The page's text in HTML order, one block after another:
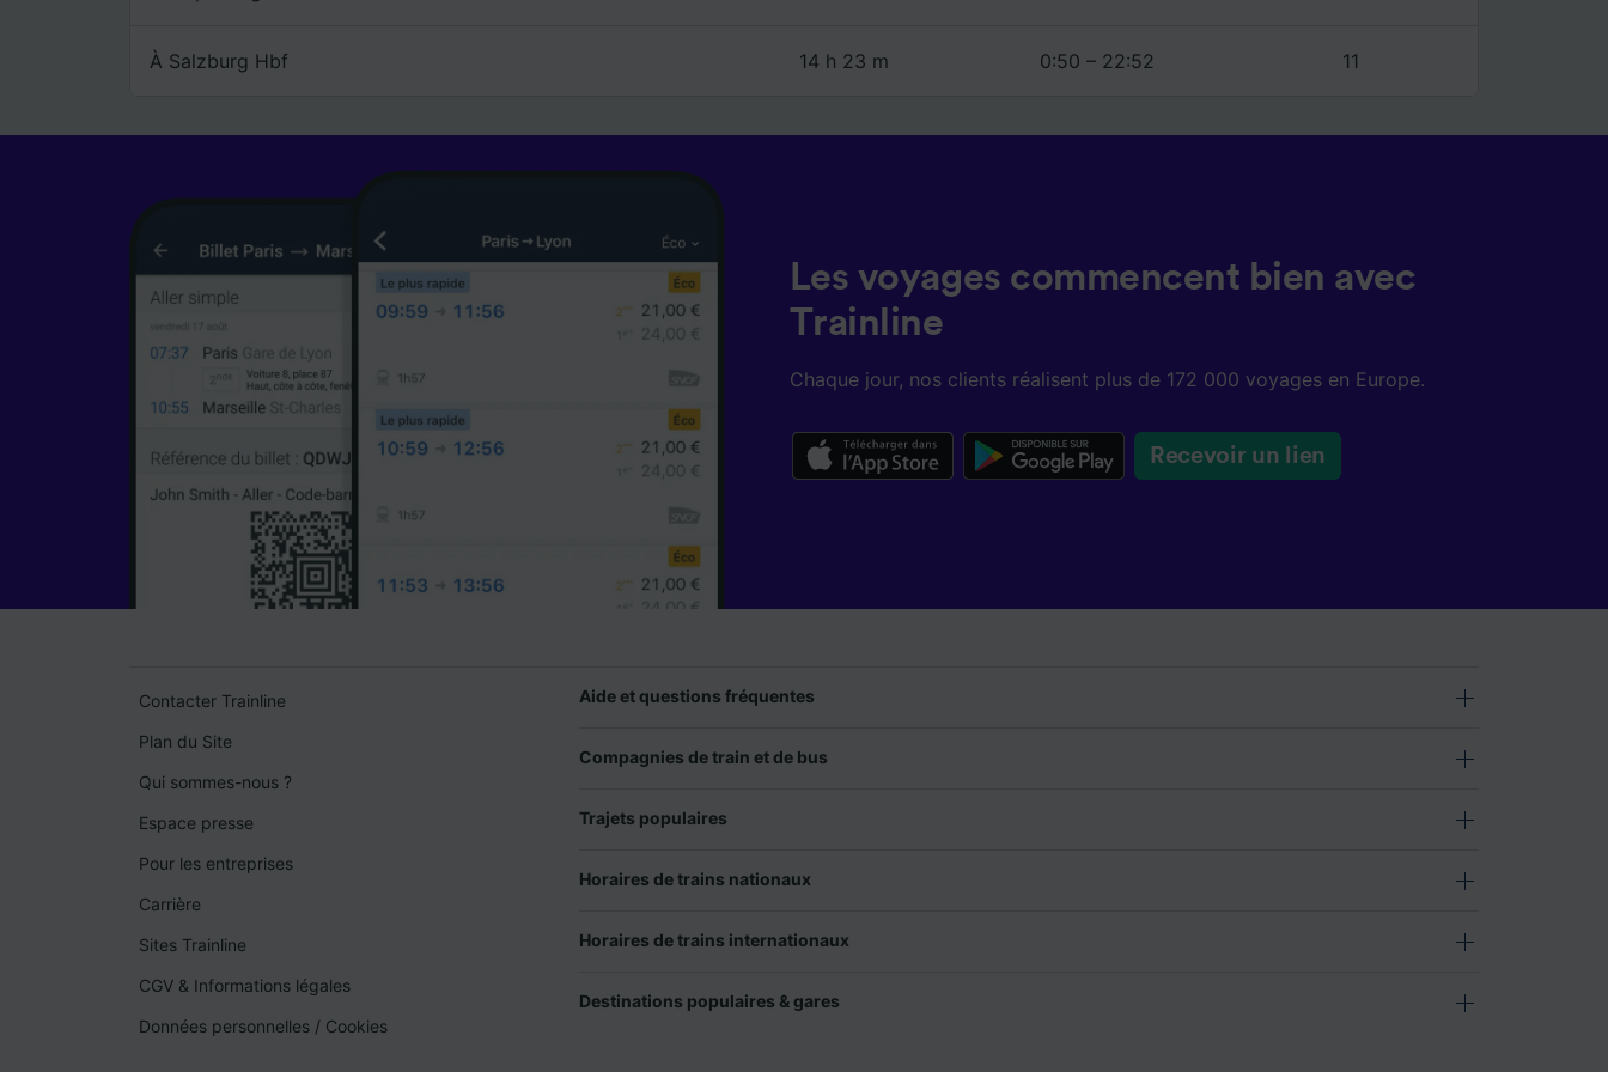
À Salzburg Hbf 14 h 23 m 0:50 – 22:52 11
Les voyages commencent bien avec
Trainline
Chaque jour, nos clients réalisent plus de 172 000 voyages en Europe.
Recevoir un lien
Contacter Trainline
Plan du Site
Qui sommes-nous ?
Espace presse
Pour les entreprises
Carrière
Sites Trainline
CGV & Informations légales
Données personnelles / Cookies
Aide et questions fréquentes
Compagnies de train et de bus
Trajets populaires
Horaires de trains nationaux
Horaires de trains internationaux
Destinations populaires & gares